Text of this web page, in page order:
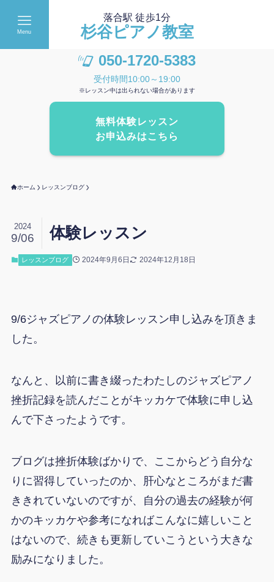
落合駅 徒歩1分
杉谷ピアノ教室
Menu
050-1720-5383
受付時間10:00～19:00
※レッスン中は出られない場合があります
無料体験レッスン
お申込みはこちら
ホーム レッスンブログ
体験レッスン
2024
9/06
レッスンブログ 2024年9月6日 2024年12月18日
9/6ジャズピアノの体験レッスン申し込みを頂きま
した。
なんと、以前に書き綴ったわたしのジャズピアノ
挫折記録を読んだことがキッカケで体験に申し込
んで下さったようです。
ブログは挫折体験ばかりで、ここからどう自分な
りに習得していったのか、肝心なところがまだ書
ききれていないのですが、自分の過去の経験が何
かのキッカケや参考になればこんなに嬉しいこと
はないので、続きも更新していこうという大きな
励みになりました。